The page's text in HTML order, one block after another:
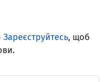
Зареєструйтесь, щоб